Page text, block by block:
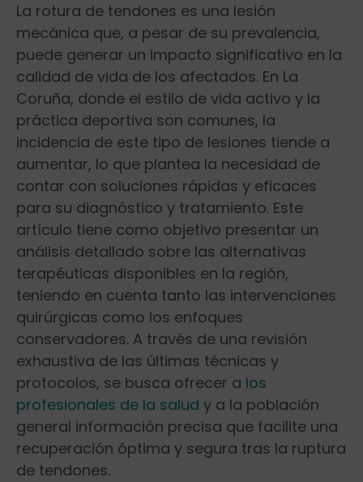
La rotura de tendones es una lesión
mecánica que, a pesar de su prevalencia,
puede generar un impacto significativo en la
calidad de vida ⁣de los afectados. En La
⁢Coruña, donde​ el estilo de vida activo y la
práctica deportiva son comunes, la⁤
incidencia de este tipo de lesiones tiende a
aumentar, lo que plantea la necesidad ‍de
contar con ​soluciones rápidas y eficaces ​
para su diagnóstico y tratamiento. Este
artículo tiene como objetivo presentar un
análisis detallado ⁤sobre las⁣ alternativas
terapéuticas disponibles en la región,
teniendo en cuenta tanto ‍las intervenciones
quirúrgicas como los enfoques
conservadores. A través de una revisión
exhaustiva de las últimas técnicas y
protocolos, se busca ofrecer a los
profesionales de la salud y a la población
general información precisa que facilite una
recuperación óptima y segura tras la ruptura
de tendones.